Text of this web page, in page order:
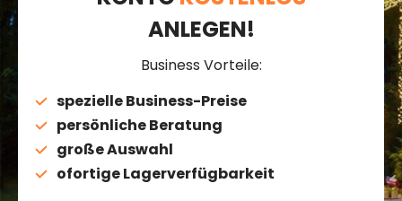
ANLEGEN!
Business Vorteile:
spezielle Business-Preise
persönliche Beratung
große Auswahl
ofortige Lagerverfügbarkeit